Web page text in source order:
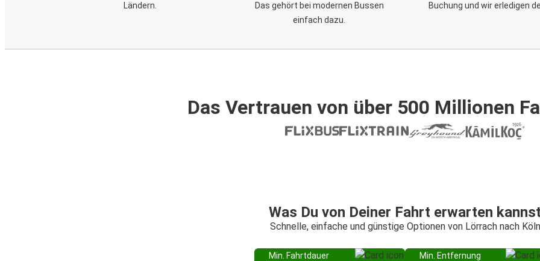
Ländern.
Das gehört bei modernen Bussen
einfach dazu.
Buchung und wir erledigen
Das Vertrauen von über 500 Millionen
Was Du von Deiner Fahrt erwarten
Schnelle, einfache und günstige Optionen von Lörrach nach Köln
Min. Fahrtdauer Min. Entfernung